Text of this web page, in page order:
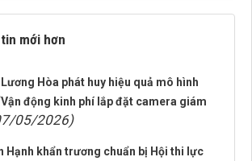
mới hơn
Hòa phát huy hiệu quả mô hình
động kinh phí lắp đặt camera giám
05/2026)
Hạnh khẩn trương chuẩn bị Hội thi lực